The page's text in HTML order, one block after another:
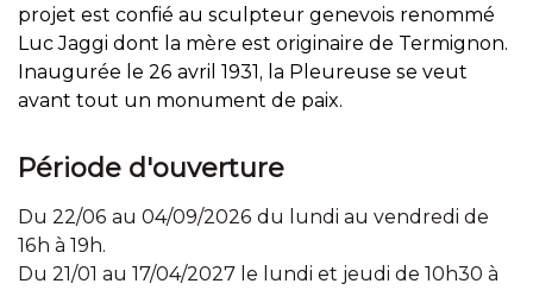
projet est confié au sculpteur genevois renommé
Luc Jaggi dont la mère est originaire de Termignon.
Inaugurée le 26 avril 1931, la Pleureuse se veut
avant tout un monument de paix.
Période d'ouverture
Du 22/06 au 04/09/2026 du lundi au vendredi de
16h à 19h.
Du 21/01 au 17/04/2027 le lundi et jeudi de 10h30 à